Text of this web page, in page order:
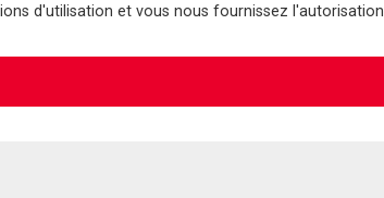
d'utilisation et vous nous fournissez l'autorisation